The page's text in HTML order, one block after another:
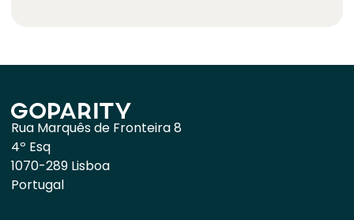
Rua Marquês de Fronteira 8
4º Esq
1070-289 Lisboa
Portugal